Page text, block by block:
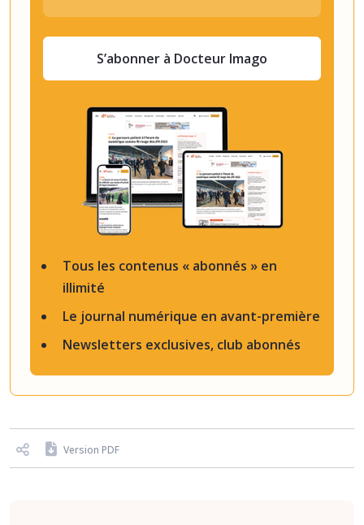
Tous les contenus « abonnés » en
illimité
Le journal numérique en avant-première
Newsletters exclusives, club abonnés
S’abonner à Docteur Imago
Version PDF